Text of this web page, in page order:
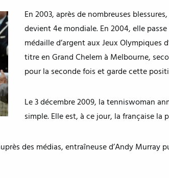
En 2003, après de nombreuses
devient 4e mondiale. En 2004, elle
médaille d’argent aux Jeux Olympiques
titre en Grand Chelem à Melbourne,
pour la seconde fois et garde cette
Le 3 décembre 2009, la tenniswoman
simple. Elle est, à ce jour, la française la
des médias, entraîneuse d’Andy Murray